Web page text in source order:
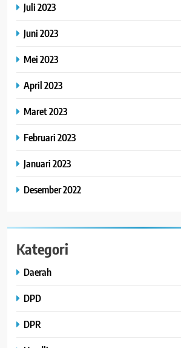
Juli 2023
Juni 2023
Mei 2023
April 2023
Maret 2023
Februari 2023
Januari 2023
Desember 2022
Kategori
Daerah
DPD
DPR